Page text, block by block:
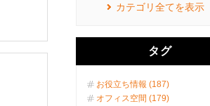
カテゴリ全てを表示
タグ
お役立ち情報 (187)
オフィス空間 (179)